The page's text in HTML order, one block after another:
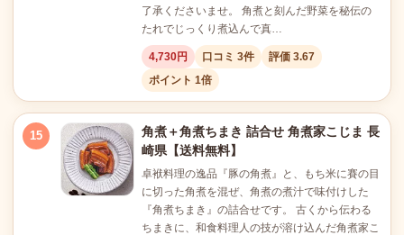
了承くださいませ。 角煮と刻んだ野菜を秘伝の
たれでじっくり煮込んで真…
4,730円 口コミ 3件
評価 3.67
ポイント 1倍
15
角煮＋角煮ちまき 詰合せ 角煮家こじま 長
崎県【送料無料】
卓袱料理の逸品『豚の角煮』と、もち米に賽の目
に切った角煮を混ぜ、角煮の煮汁で味付けした
『角煮ちまき』の詰合せです。 古くから伝わる
ちまきに、和食料理人の技が溶け込んだ角煮家こ